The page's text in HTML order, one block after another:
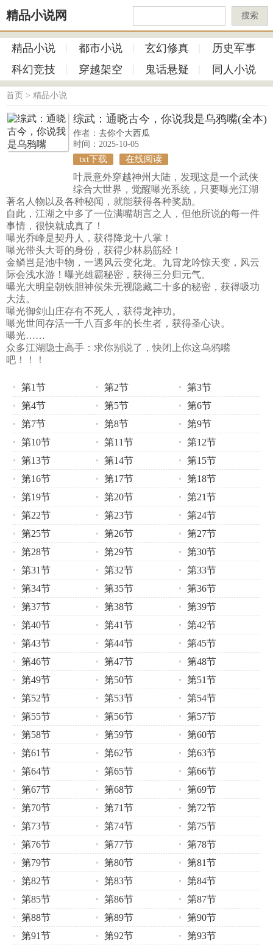
精品小说网 搜索
精品小说 都市小说 玄幻修真
历史军事
科幻竞技
穿越架空 鬼话悬疑 同人小说
首页 > 精品小说
综武：通晓古今，你说我是乌鸦嘴(全本)
作者： 去你个大西瓜
时间：2025-10-05
txt下载 在线阅读
叶辰意外穿越神州大陆，发现这是一个武侠
综合大世界，觉醒曝光系统，只要曝光江湖
著名人物以及各种秘闻，就能获得各种奖励。
自此，江湖之中多了一位满嘴胡言之人，但他所说的每一件
事情，很快就成真了！
曝光乔峰是契丹人，获得降龙十八掌！
曝光带头大哥的身份，获得少林易筋经！
金鳞岂是池中物，一遇风云变化龙。九霄龙吟惊天变，风云
际会浅水游！曝光雄霸秘密，获得三分归元气。
曝光大明皇朝铁胆神侯朱无视隐藏二十多的秘密，获得吸功
大法。
曝光御剑山庄存有不死人，获得龙神功。
曝光世间存活一千八百多年的长生者，获得圣心诀。
曝光……
众多江湖隐士高手：求你别说了，快闭上你这乌鸦嘴
吧！！！
第1节 第2节
第3节
第4节
第5节
第6节
第7节
第8节
第9节
第10节
第11节
第12节
第13节
第14节
第15节
第16节
第17节
第18节
第19节
第20节
第21节
第22节
第23节
第24节
第25节
第26节
第27节
第28节
第29节
第30节
第31节
第32节
第33节
第34节
第35节
第36节
第37节
第38节
第39节
第40节
第41节
第42节
第43节
第44节
第45节
第46节
第47节
第48节
第49节
第50节
第51节
第52节
第53节
第54节
第55节
第56节
第57节
第58节
第59节
第60节
第61节
第62节
第63节
第64节
第65节
第66节
第67节
第68节
第69节
第70节
第71节
第72节
第73节
第74节
第75节
第76节
第77节
第78节
第79节
第80节
第81节
第82节
第83节
第84节
第85节
第86节
第87节
第88节
第89节
第90节
第91节
第92节
第93节